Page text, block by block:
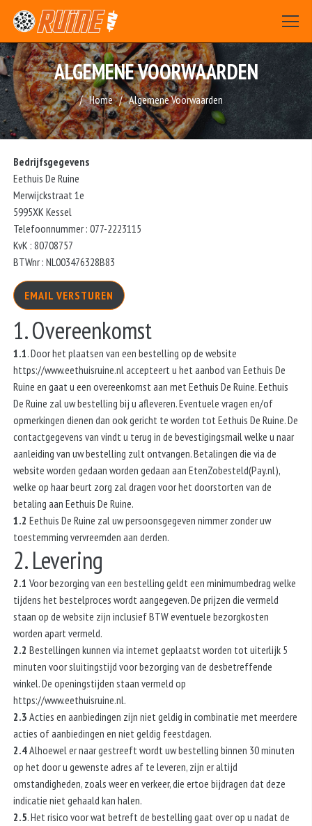
ALGEMENE VOORWAARDEN
Home Algemene Voorwaarden
Bedrijfsgegevens
Eethuis De Ruine
Merwijckstraat 1e
5995XK Kessel
Telefoonnummer : 077-2223115
KvK : 80708757
BTWnr : NL003476328B83
EMAIL VERSTUREN
1. Overeenkomst
1.1. Door het plaatsen van een bestelling op de website
https://www.eethuisruine.nl accepteert u het aanbod van Eethuis De
Ruine en gaat u een overeenkomst aan met Eethuis De Ruine. Eethuis
De Ruine zal uw bestelling bij u afleveren. Eventuele vragen en/of
opmerkingen dienen dan ook gericht te worden tot Eethuis De Ruine. De
contactgegevens van vindt u terug in de bevestigingsmail welke u naar
aanleiding van uw bestelling zult ontvangen. Betalingen die via de
website worden gedaan worden gedaan aan EtenZobesteld(Pay.nl),
welke op haar beurt zorg zal dragen voor het doorstorten van de
betaling aan Eethuis De Ruine.
1.2 Eethuis De Ruine zal uw persoonsgegeven nimmer zonder uw
toestemming vervreemden aan derden.
2. Levering
2.1 Voor bezorging van een bestelling geldt een minimumbedrag welke
tijdens het bestelproces wordt aangegeven. De prijzen die vermeld
staan op de website zijn inclusief BTW eventuele bezorgkosten
worden apart vermeld.
2.2 Bestellingen kunnen via internet geplaatst worden tot uiterlijk 5
minuten voor sluitingstijd voor bezorging van de desbetreffende
winkel. De openingstijden staan vermeld op
https://www.eethuisruine.nl.
2.3 Acties en aanbiedingen zijn niet geldig in combinatie met meerdere
acties of aanbiedingen en niet geldig feestdagen.
2.4Alhoewel er naar gestreeft wordt uw bestelling binnen 30 minuten
op het door u gewenste adres af te leveren, zijn er altijd
omstandigheden, zoals weer en verkeer, die ertoe bijdragen dat deze
indicatie niet gehaald kan halen.
2.5. Het risico voor wat betreft de bestelling gaat over op u nadat de